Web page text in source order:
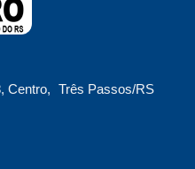
Centro, Três Passos/RS